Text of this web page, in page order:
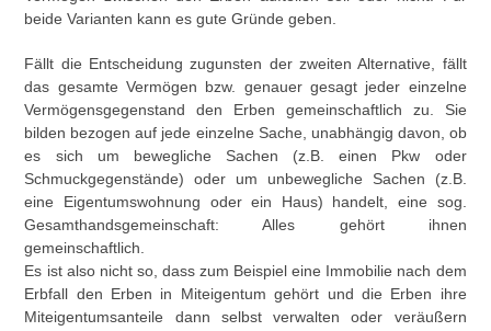
beide Varianten kann es gute Gründe geben.
Fällt die Entscheidung zugunsten der zweiten Alternative, fällt
das gesamte Vermögen bzw. genauer gesagt jeder einzelne
Vermögensgegenstand den Erben gemeinschaftlich zu. Sie
bilden bezogen auf jede einzelne Sache, unabhängig davon, ob
es sich um bewegliche Sachen (z.B. einen Pkw oder
Schmuckgegenstände) oder um unbewegliche Sachen (z.B.
eine Eigentumswohnung oder ein Haus) handelt, eine sog.
Gesamthandsgemeinschaft: Alles gehört ihnen
gemeinschaftlich.
Es ist also nicht so, dass zum Beispiel eine Immobilie nach dem
Erbfall den Erben in Miteigentum gehört und die Erben ihre
Miteigentumsanteile dann selbst verwalten oder veräußern